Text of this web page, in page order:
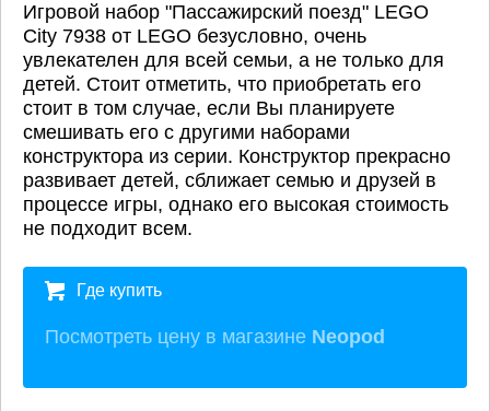
Игровой набор "Пассажирский поезд" LEGO
City 7938 от LEGO безусловно, очень
увлекателен для всей семьи, а не только для
детей. Стоит отметить, что приобретать его
стоит в том случае, если Вы планируете
смешивать его с другими наборами
конструктора из серии. Конструктор прекрасно
развивает детей, сближает семью и друзей в
процессе игры, однако его высокая стоимость
не подходит всем.
Где купить
Посмотреть цену в магазине Neopod